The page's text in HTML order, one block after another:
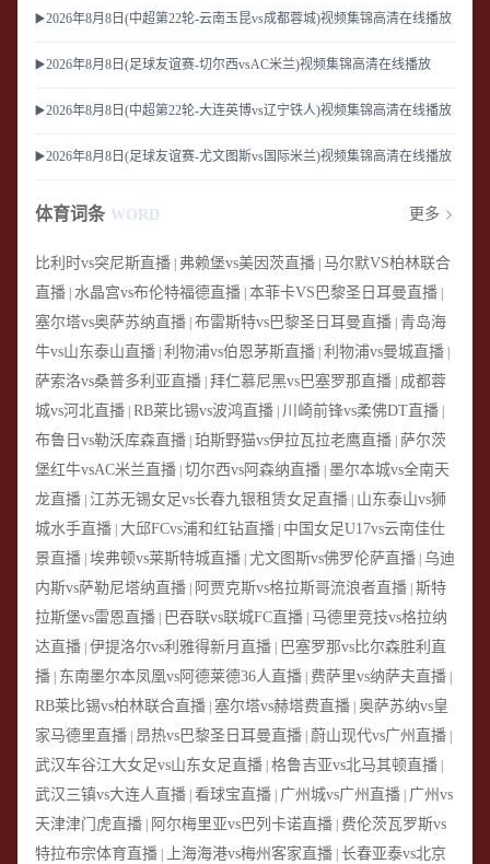
▶️2026年8月8日(中超第22轮-云南玉昆vs成都蓉城)视频集锦高清在线播放
▶️2026年8月8日(足球友谊赛-切尔西vsAC米兰)视频集锦高清在线播放
▶️2026年8月8日(中超第22轮-大连英博vs辽宁铁人)视频集锦高清在线播放
▶️2026年8月8日(足球友谊赛-尤文图斯vs国际米兰)视频集锦高清在线播放
体育词条 WORD 更多
比利时vs突尼斯直播 弗赖堡vs美因茨直播 马尔默VS柏林联合
直播 水晶宫vs布伦特福德直播 本菲卡VS巴黎圣日耳曼直播
塞尔塔vs奥萨苏纳直播 布雷斯特vs巴黎圣日耳曼直播 青岛海
牛vs山东泰山直播 利物浦vs伯恩茅斯直播 利物浦vs曼城直播
萨索洛vs桑普多利亚直播 拜仁慕尼黑vs巴塞罗那直播 成都蓉
城vs河北直播 RB莱比锡vs波鸿直播 川崎前锋vs柔佛DT直播
布鲁日vs勒沃库森直播 珀斯野猫vs伊拉瓦拉老鹰直播 萨尔茨
堡红牛vsAC米兰直播 切尔西vs阿森纳直播 墨尔本城vs全南天
龙直播 江苏无锡女足vs长春九银租赁女足直播 山东泰山vs狮
城水手直播 大邱FCvs浦和红钻直播 中国女足U17vs云南佳仕
景直播 埃弗顿vs莱斯特城直播 尤文图斯vs佛罗伦萨直播 乌迪
内斯vs萨勒尼塔纳直播
阿贾克斯vs格拉斯哥流浪者直播 斯特
拉斯堡vs雷恩直播
巴吞联vs联城FC直播 马德里竞技vs格拉纳
达直播 伊提洛尔vs利雅得新月直播
巴塞罗那vs比尔森胜利直
播 东南墨尔本凤凰vs阿德莱德36人直播 费萨里vs纳萨夫直播
RB莱比锡vs柏林联合直播 塞尔塔vs赫塔费直播 奥萨苏纳vs皇
家马德里直播 昂热vs巴黎圣日耳曼直播 蔚山现代vs广州直播
武汉车谷江大女足vs山东女足直播 格鲁吉亚vs北马其顿直播
武汉三镇vs大连人直播 看球宝直播 广州城vs广州直播 广州vs
天津津门虎直播
阿尔梅里亚vs巴列卡诺直播 费伦茨瓦罗斯vs
特拉布宗体育直播
上海海港vs梅州客家直播 长春亚泰vs北京